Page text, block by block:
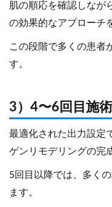
肌の順応を確認しなが
の効果的なアプローチ
この段階で多くの患者
す。
3）4〜6回目施術
最適化された出力設定
ゲンリモデリングの完
5回目以降では、多く
ます。